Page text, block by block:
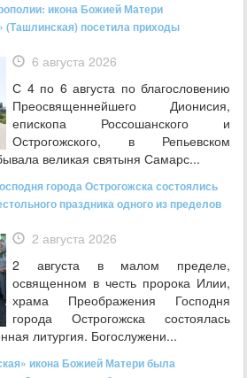
икона Божией Матери
(Ташлинская) посетила приходы
6 августа 2026
С 4 по 6 августа по благословению
Преосвященнейшего Дионисия,
епископа Россошанского и
Острогожского, в Репьевском
великая святыня Самарс...
города Острогожска состоялись
праздника одного из пределов
2 августа 2026
2 августа в малом пределе,
освященном в честь пророка Илии,
храма Преображения Господня
города Острогожска состоялась
литургия. Богослужени...
икона Божией Матери была